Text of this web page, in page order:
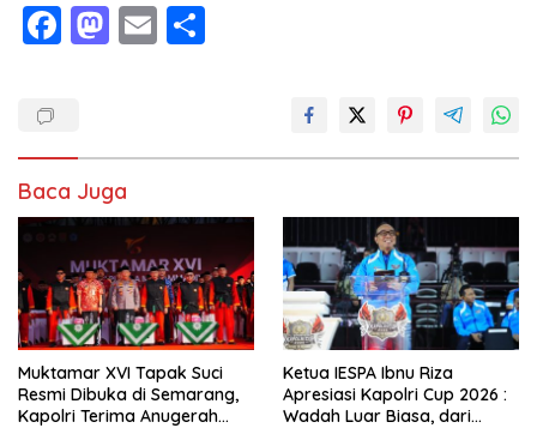
F
o
o
k
M
o
n
E
Baca Juga
Muktamar XVI Tapak Suci
Resmi Dibuka di Semarang,
Kapolri Terima Anugerah
Ketua IESPA Ibnu Riza
Apresiasi Kapolri Cup 2026 :
Wadah Luar Biasa, dari